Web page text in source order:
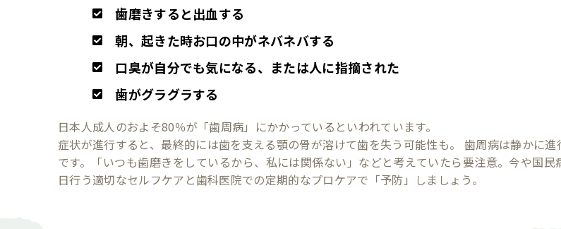
歯磨きすると出血する
朝、起きた時お口の中がネバネバする
口臭が自分でも気になる、または人に指摘された
歯がグラグラする
日本人成人のおよそ80％が「歯周病」にかかっているといわれています。
症状が進行すると、最終的には歯を支える顎の骨が溶けて歯を失う可能性も。 歯周病は静かに
です。「いつも歯磨きをしているから、私には関係ない」などと考えていたら要注意。今や国
日行う適切なセルフケアと歯科医院での定期的なプロケアで「予防」しましょう。